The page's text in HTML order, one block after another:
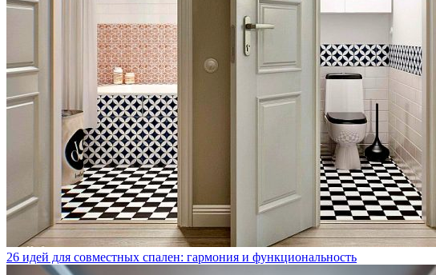
26 идей для совместных спален: гармония и функциональность